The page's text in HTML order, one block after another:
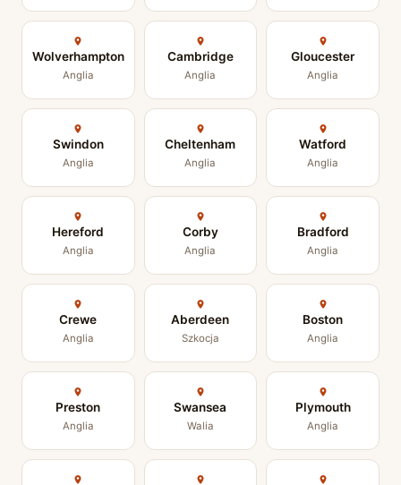
Wolverhampton
Anglia
Cambridge
Anglia
Gloucester
Anglia
Swindon
Anglia
Cheltenham
Anglia
Watford
Anglia
Hereford
Anglia
Corby
Anglia
Bradford
Anglia
Crewe
Anglia
Aberdeen
Szkocja
Boston
Anglia
Preston
Anglia
Swansea
Walia
Plymouth
Anglia